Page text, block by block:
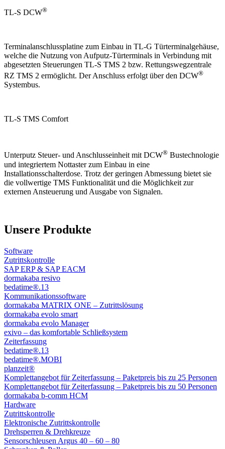
TL-S DCW®
Terminalanschlussplatine zum Einbau in TL-G Türterminalgehäuse,
welche die Nutzung von Aufputz-Türterminals in Verbindung mit
abgesetzten Steuerungen TL-S TMS 2 bzw. Rettungswegzentrale
RZ TMS 2 ermöglicht. Der Anschluss erfolgt über den DCW®
Systembus.
TL-S TMS Comfort
Unterputz Steuer- und Anschlusseinheit mit DCW® Bustechnologie
und integriertem Nottaster zum Einbau in eine
Installationsschalterdose. Trotz der geringen Abmessung bietet sie
die vollwertige TMS Funktionalität und die Möglichkeit zur
externen Ansteuerung und Ausgabe von Signalen.
Unsere Produkte
Software
Zutrittskontrolle
SAP ERP & SAP EACM
dormakaba resivo
bedatime®.13
Kommunikationssoftware
dormakaba MATRIX ONE – Zutrittslösung
dormakaba evolo smart
dormakaba evolo Manager
exivo – das komfortable Schließsystem
Zeiterfassung
bedatime®.13
bedatime®.MOBI
planzeit®
Komplettangebot für Zeiterfassung – Paketpreis bis zu 25 Personen
Komplettangebot für Zeiterfassung – Paketpreis bis zu 50 Personen
dormakaba b-comm HCM
Hardware
Zutrittskontrolle
Elektronische Zutrittskontrolle
Drehsperren & Drehkreuze
Sensorschleusen Argus 40 – 60 – 80